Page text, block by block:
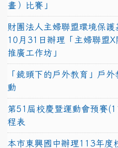
畫）比賽」
財團法人主婦聯盟環境保
10月31日辦理「主婦聯盟
推廣工作坊」
「鏡頭下的戶外教育」戶
動
第51屆校慶暨運動會預賽
程表
本市東興國中辦理113年度